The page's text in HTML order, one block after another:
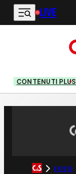
Vai al contenuto
LIVE
CONTENUTI PLUS
FOTO